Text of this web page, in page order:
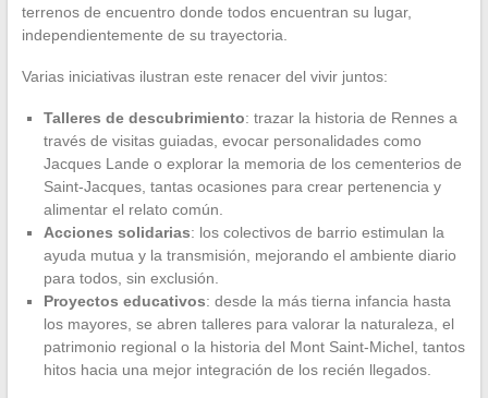
terrenos de encuentro donde todos encuentran su lugar,
independientemente de su trayectoria.
Varias iniciativas ilustran este renacer del vivir juntos:
Talleres de descubrimiento: trazar la historia de Rennes a
través de visitas guiadas, evocar personalidades como
Jacques Lande o explorar la memoria de los cementerios de
Saint-Jacques, tantas ocasiones para crear pertenencia y
alimentar el relato común.
Acciones solidarias: los colectivos de barrio estimulan la
ayuda mutua y la transmisión, mejorando el ambiente diario
para todos, sin exclusión.
Proyectos educativos: desde la más tierna infancia hasta
los mayores, se abren talleres para valorar la naturaleza, el
patrimonio regional o la historia del Mont Saint-Michel, tantos
hitos hacia una mejor integración de los recién llegados.